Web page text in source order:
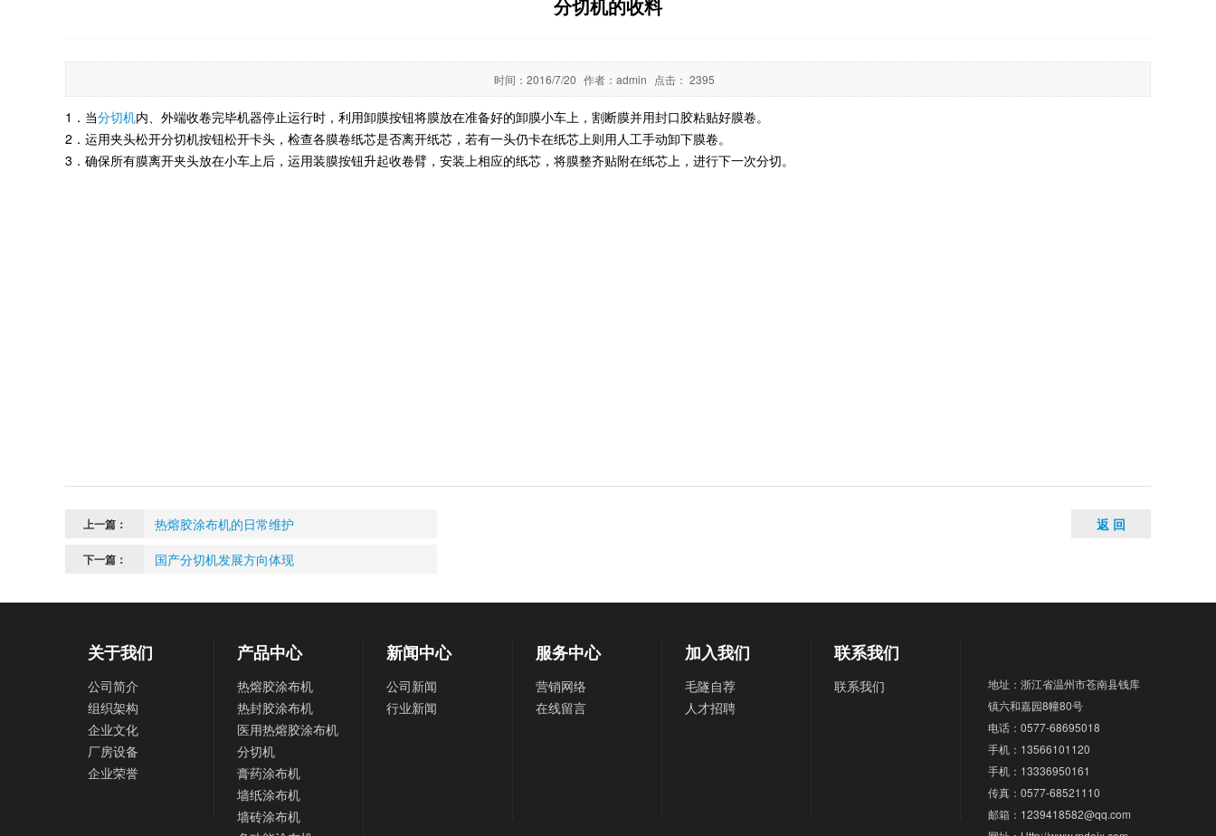
分切机的收料
时间： 2016/7/20 作者： admin 点击： 2395
1．当分切机内、外端收卷完毕机器停止运行时，利用卸膜按钮将膜放在准备好的卸膜小车上，割断膜并用封口胶粘贴好膜卷。
2．运用夹头松开分切机按钮松开卡头，检查各膜卷纸芯是否离开纸芯，若有一头仍卡在纸芯上则用人工手动卸下膜卷。
3．确保所有膜离开夹头放在小车上后，运用装膜按钮升起收卷臂，安装上相应的纸芯，将膜整齐贴附在纸芯上，进行下一次分切。
上一篇： 热熔胶涂布机的日常维护
下一篇： 国产分切机发展方向体现
返 回
关于我们
公司简介
组织架构
企业文化
厂房设备
企业荣誉
产品中心
热熔胶涂布机
热封胶涂布机
医用热熔胶涂布机
分切机
膏药涂布机
墙纸涂布机
墙砖涂布机
新闻中心
公司新闻
行业新闻
服务中心
营销网络
在线留言
加入我们
毛隧自荐
人才招聘
联系我们
联系我们
地址：浙江省温州市苍南县钱库
镇六和嘉园8幢80号
电话：0577-68695018
手机：13566101120
手机：13336950161
传真：0577-68521110
邮箱：1239418582@qq.com